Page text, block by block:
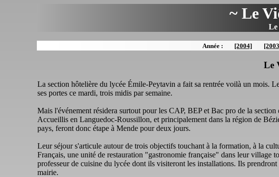
~ Le
Le
Année : [2004]
Le
La section hôtelière du lycée Émile-Peytavin a fait sa rentrée voilà un mois.
ses portes ce mardi, trois midis par semaine.
Mais l'événement résidera surtout pour les CAP, BEP et Bac pro de la
Accueillis en Languedoc-Roussillon, et principalement dans la région de
pays, feront donc étape à Mende pour deux jours.
Leur séjour s'articule autour de trois objectifs touchant à la formation, à la
Français, une unité de restauration "gastronomie française" dans leur
professeur de cuisine du lycée dont ils visiteront les installations. Ils
mairie.